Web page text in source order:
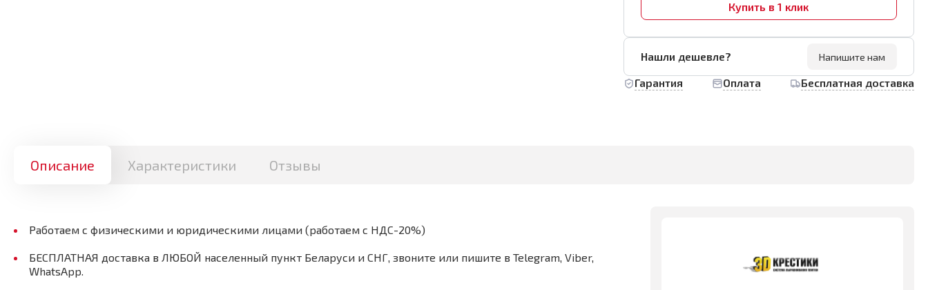
Купить в 1 клик
Нашли дешевле? Напишите нам
Гарантия Оплата Бесплатная доставка
Описание Характеристики Отзывы
Работаем с физическими и юридическими лицами (работаем с НДС-20%)
БЕСПЛАТНАЯ доставка в ЛЮБОЙ населенный пункт Беларуси и СНГ, звоните или пишите в Telegram, Viber,
WhatsApp.